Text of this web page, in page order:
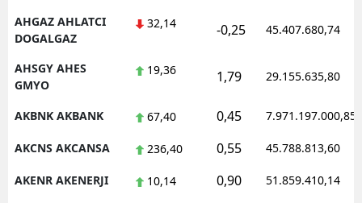
AHGAZ AHLATCI
DOGALGAZ
32,14 -0,25 45.407.680,74
AHSGY AHES
GMYO
19,36 1,79 29.155.635,80
AKBNK AKBANK 67,40 0,45 7.971.197.000,85
AKCNS AKCANSA 236,40 0,55 45.788.813,60
AKENR AKENERJI 10,14 0,90 51.859.410,14